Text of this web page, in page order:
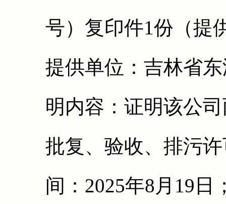
号）复印件1份（提
提供单位：吉林省
明内容：证明该公
批复、验收、排污
间：2025年8月19